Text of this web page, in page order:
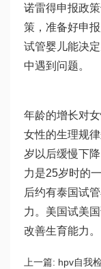
诺雷得申报政
策，准备好申
试管婴儿能决
中遇到问题。
年龄的增长对
女性的生理规
岁以后缓慢下
力是25岁时的
后约有泰国试
力。美国试美
改善生育能力。
上一篇: hpv自我